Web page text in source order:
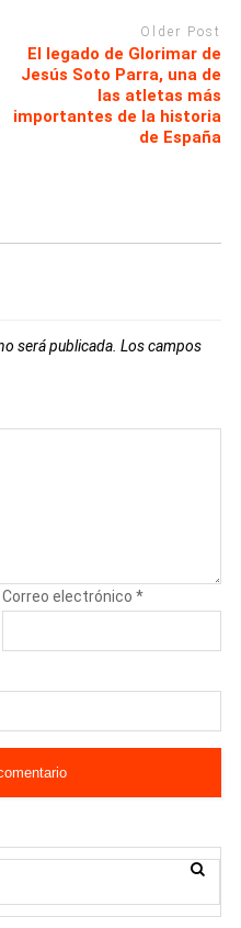
Older Post
El legado de Glorimar de
Jesús Soto Parra, una de
las atletas más
importantes de la historia
de España
será publicada. Los campos
Correo electrónico*